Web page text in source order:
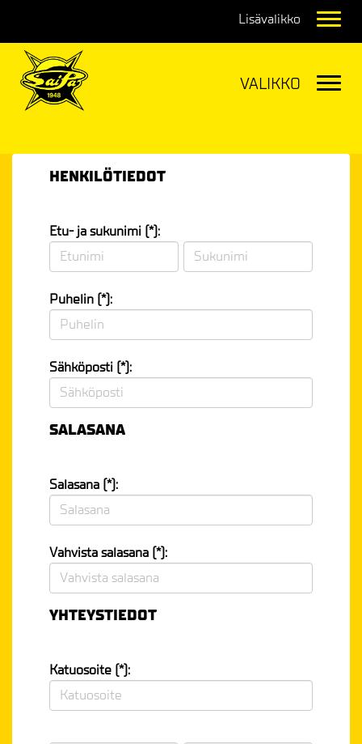
HENKILÖTIEDOT
Etu- ja sukunimi (*):
Puhelin (*):
Sähköposti (*):
SALASANA
Salasana (*):
Vahvista salasana (*):
YHTEYSTIEDOT
Katuosoite (*):